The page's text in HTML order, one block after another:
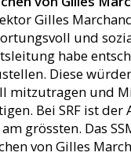
Gilles
und
habe
Diese
mitzutragen und
Bei SRF ist
grössten. Das
von Gilles